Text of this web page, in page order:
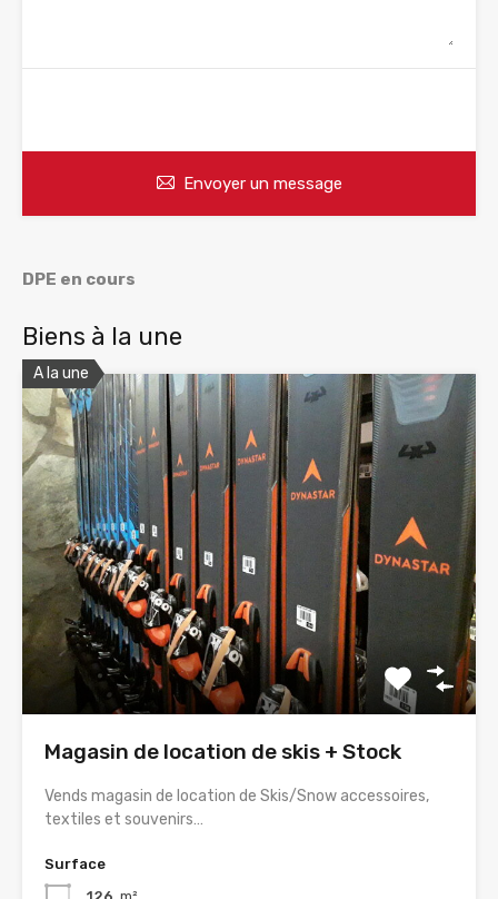
Envoyer un message
DPE en cours
Biens à la une
A la une
Magasin de location de skis + Stock
Vends magasin de location de Skis/Snow accessoires,
textiles et souvenirs…
Surface